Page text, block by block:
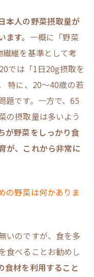
本人の野菜摂取量が
す。 一概に「野菜
維を基準として考
では「1日20g摂取を
特に、20～40歳の若
題です。一方で、65
の摂取量は多いよう
が野菜をしっかり食
が、これから非常に
の野菜は何かありま
いのですが、食を多
食べることお勧めし
食材を利用すること